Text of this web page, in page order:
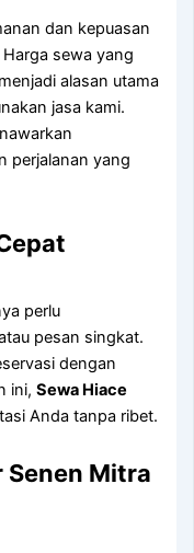
dan kepuasan
sewa yang
alasan utama
jasa kami.
perjalanan yang
perlu
pesan singkat.
dengan
ini,Sewa Hiace
Anda tanpa ribet.
Senen Mitra